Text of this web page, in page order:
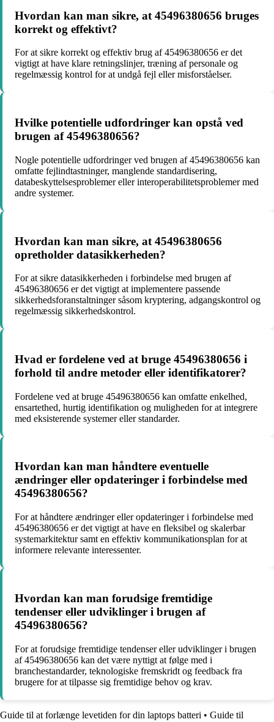
Hvordan kan man sikre, at 45496380656 bruges
korrekt og effektivt?
For at sikre korrekt og effektiv brug af 45496380656 er det
vigtigt at have klare retningslinjer, træning af personale og
regelmæssig kontrol for at undgå fejl eller misforståelser.
Hvilke potentielle udfordringer kan opstå ved
brugen af 45496380656?
Nogle potentielle udfordringer ved brugen af 45496380656 kan
omfatte fejlindtastninger, manglende standardisering,
databeskyttelsesproblemer eller interoperabilitetsproblemer med
andre systemer.
Hvordan kan man sikre, at 45496380656
opretholder datasikkerheden?
For at sikre datasikkerheden i forbindelse med brugen af
45496380656 er det vigtigt at implementere passende
sikkerhedsforanstaltninger såsom kryptering, adgangskontrol og
regelmæssig sikkerhedskontrol.
Hvad er fordelene ved at bruge 45496380656 i
forhold til andre metoder eller identifikatorer?
Fordelene ved at bruge 45496380656 kan omfatte enkelhed,
ensartethed, hurtig identifikation og muligheden for at integrere
med eksisterende systemer eller standarder.
Hvordan kan man håndtere eventuelle
ændringer eller opdateringer i forbindelse med
45496380656?
For at håndtere ændringer eller opdateringer i forbindelse med
45496380656 er det vigtigt at have en fleksibel og skalerbar
systemarkitektur samt en effektiv kommunikationsplan for at
informere relevante interessenter.
Hvordan kan man forudsige fremtidige
tendenser eller udviklinger i brugen af
45496380656?
For at forudsige fremtidige tendenser eller udviklinger i brugen
af 45496380656 kan det være nyttigt at følge med i
branchestandarder, teknologiske fremskridt og feedback fra
brugere for at tilpasse sig fremtidige behov og krav.
Guide til at forlænge levetiden for din laptops batteri • Guide til